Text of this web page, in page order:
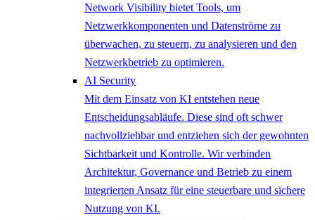
Network Visibility bietet Tools, um
Netzwerkkomponenten und Datenströme zu
überwachen, zu steuern, zu analysieren und den
Netzwerkbetrieb zu optimieren.
AI Security
Mit dem Einsatz von KI entstehen neue
Entscheidungsabläufe. Diese sind oft schwer
nachvollziehbar und entziehen sich der gewohnten
Sichtbarkeit und Kontrolle. Wir verbinden
Architektur, Governance und Betrieb zu einem
integrierten Ansatz für eine steuerbare und sichere
Nutzung von KI.